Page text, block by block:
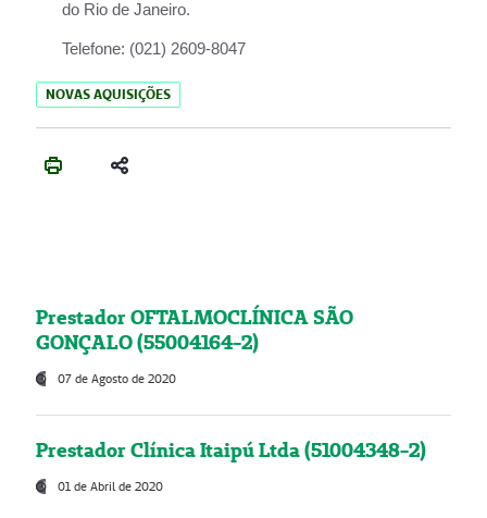
do Rio de Janeiro.
Telefone: (021) 2609-8047
NOVAS AQUISIÇÕES
Prestador OFTALMOCLÍNICA SÃO
GONÇALO (55004164-2)
07 de Agosto de 2020
Prestador Clínica Itaipú Ltda (51004348-2)
01 de Abril de 2020